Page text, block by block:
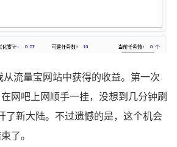
流量宝网站中获得的收益。第一次
网吧上网顺手一挂，没想到几分钟刷
了新大陆。不过遗憾的是，这个机会
了。